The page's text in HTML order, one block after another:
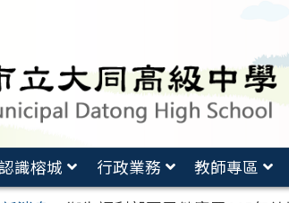
識榕城 行政業務 教師專區